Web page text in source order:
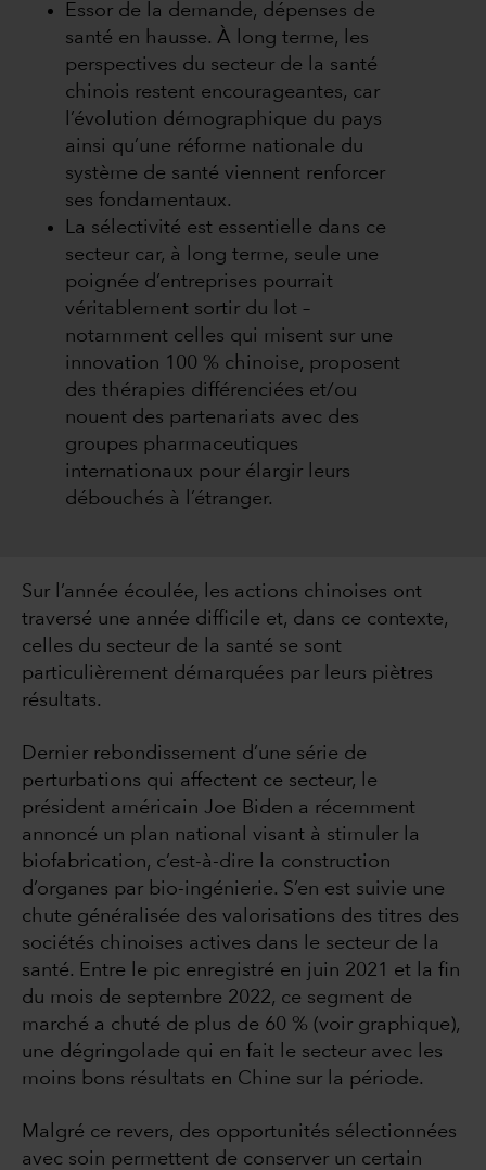
Essor de la demande, dépenses de
santé en hausse. À long terme, les
perspectives du secteur de la santé
chinois restent encourageantes, car
l’évolution démographique du pays
ainsi qu’une réforme nationale du
système de santé viennent renforcer
ses fondamentaux.
La sélectivité est essentielle dans ce
secteur car, à long terme, seule une
poignée d’entreprises pourrait
véritablement sortir du lot –
notamment celles qui misent sur une
innovation 100 % chinoise, proposent
des thérapies différenciées et/ou
nouent des partenariats avec des
groupes pharmaceutiques
internationaux pour élargir leurs
débouchés à l’étranger.
Sur l’année écoulée, les actions chinoises ont
traversé une année difficile et, dans ce contexte,
celles du secteur de la santé se sont
particulièrement démarquées par leurs piètres
résultats.
Dernier rebondissement d’une série de
perturbations qui affectent ce secteur, le
président américain Joe Biden a récemment
annoncé un plan national visant à stimuler la
biofabrication, c’est-à-dire la construction
d’organes par bio-ingénierie. S’en est suivie une
chute généralisée des valorisations des titres des
sociétés chinoises actives dans le secteur de la
santé. Entre le pic enregistré en juin 2021 et la fin
du mois de septembre 2022, ce segment de
marché a chuté de plus de 60 % (voir graphique),
une dégringolade qui en fait le secteur avec les
moins bons résultats en Chine sur la période.
Malgré ce revers, des opportunités sélectionnées
avec soin permettent de conserver un certain